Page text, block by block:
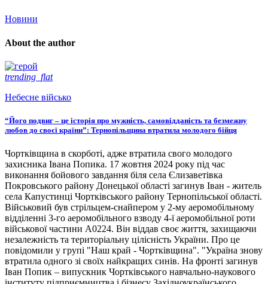
Новини
About the author
trending_flat
Небесне військо
“Його подвиг – це історія про мужність, самовідданість та безмежну
любов до своєї країни”: Тернопільщина втратила молодого бійця
Чортківщина в скорботі, адже втратила свого молодого
захисника Івана Попика. 17 жовтня 2024 року під час
виконання бойового завдання біля села Єлизаветівка
Покровського району Донецької області загинув Іван - житель
села Капустинці Чортківського району Тернопільської області.
Військовий був стрільцем-снайпером у 2-му аеромобільному
відділенні 3-го аеромобільного взводу 4-ї аеромобільної роти
військової частини А0224. Він віддав своє життя, захищаючи
незалежність та територіальну цілісність України. Про це
повідомили у групі "Наш край - Чортківщина". "Україна знову
втратила одного зі своїх найкращих синів. На фронті загинув
Іван Попик – випускник Чортківського навчально-наукового